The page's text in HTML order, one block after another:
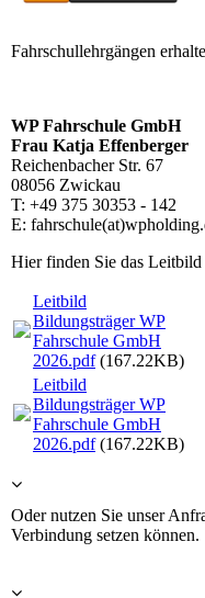
Fahrschullehrgängen
WP Fahrschule GmbH
Frau Katja Effenberger
Reichenbacher Str. 67
08056 Zwickau
T: +49 375 30353 - 142
E:
Hier finden Sie das Leitbild
Leitbild
Bildungsträger WP
Fahrschule GmbH
2026.pdf(167.22KB)
Leitbild
Bildungsträger WP
Fahrschule GmbH
2026.pdf(167.22KB)
Oder nutzen Sie unser
Verbindung setzen können.